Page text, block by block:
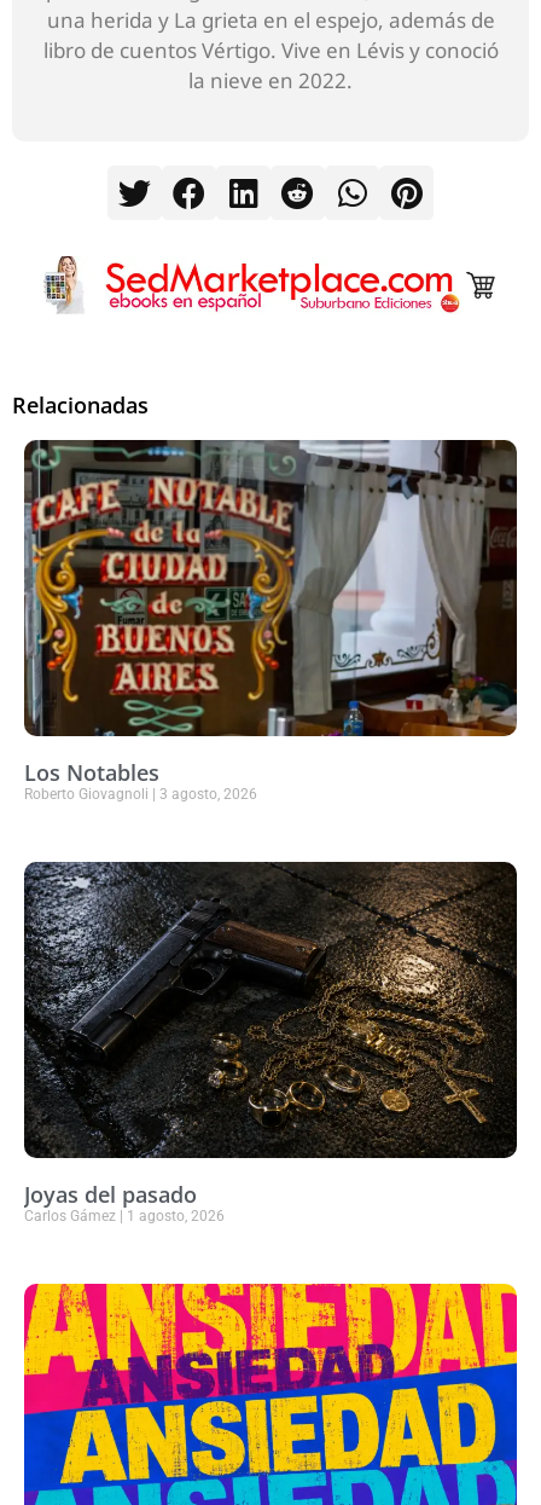
una herida y La grieta en el espejo, además de
libro de cuentos Vértigo. Vive en Lévis y conoció
la nieve en 2022.
Relacionadas
Los Notables
Roberto Giovagnoli 3 agosto, 2026
Joyas del pasado
Carlos Gámez 1 agosto, 2026